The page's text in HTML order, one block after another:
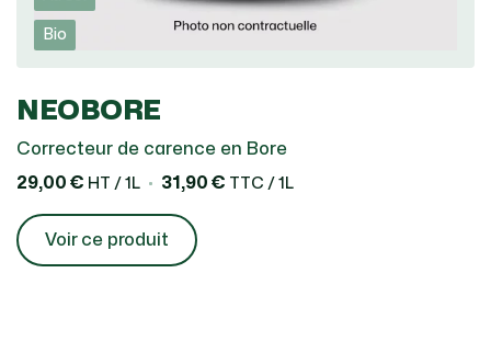
Bio
NEOBORE
Correcteur de carence en Bore
29,00 € HT / 1L 31,90 € TTC / 1L
Voir ce produit